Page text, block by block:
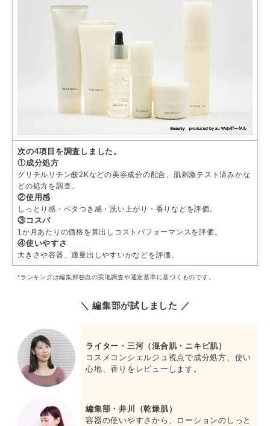
次の4項目を調査しました。
①成分処方
グリチルリチン酸2Kなどの美容成分の配合、肌刺激テスト済みかな
どの処方を調査。
②使用感
しっとり感・ベタつき感・洗い上がり・香りなどを評価。
③コスパ
1か月あたりの価格を算出しコストパフォーマンスを評価。
④使いやすさ
大きさや容器、適量出しやすいかなどを評価。
*ランキングは編集部独自の実地調査や選定基準に基づくものです。
＼ 編集部が試しました ／
ライター・三河（混合肌・ニキビ肌）
コスメコンシェルジュ視点で成分処方、使い
心地、香りをレビューします。
編集部・井川（乾燥肌）
容器の使いやすさから、ローションのしっと